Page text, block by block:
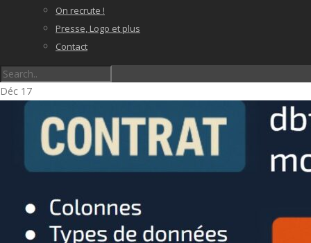
On recrute !
Presse, Logo et plus
Contact
Déc 17